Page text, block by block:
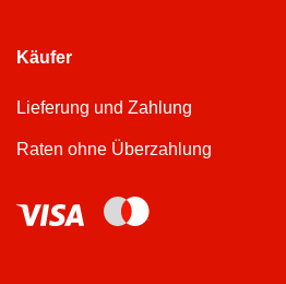
Käufer
Lieferung und Zahlung
Raten ohne Überzahlung